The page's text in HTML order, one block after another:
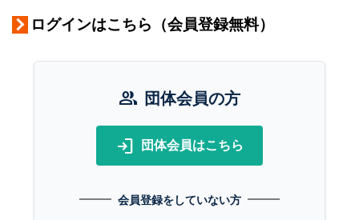
ログインはこちら（会員登録無料）
group 団体会員の方
login 団体会員はこちら
会員登録をしていない方